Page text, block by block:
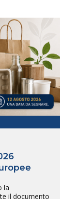
la
il documento